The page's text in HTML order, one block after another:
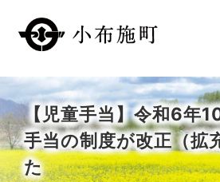
【児童手当】令和6年
手当の制度が改正（拡
た